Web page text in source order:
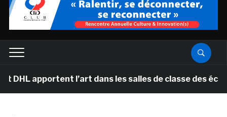
l’art dans les salles de classe des écoles